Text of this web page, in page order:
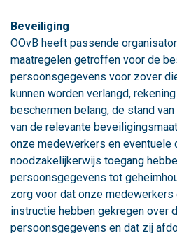
Beveiliging
OOvB heeft passende
maatregelen getroffen voor de
persoonsgegevens voor zover
kunnen worden verlangd,
beschermen belang, de stand
van de relevante
onze medewerkers en eventuele
noodzakelijkerwijs toegang
persoonsgegevens tot
zorg voor dat onze
instructie hebben gekregen over
persoonsgegevens en dat zij